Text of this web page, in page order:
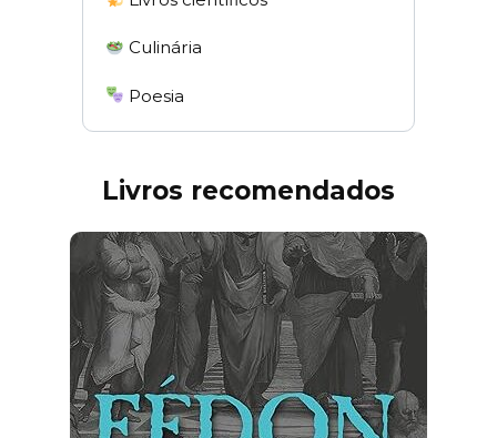
Culinária
Poesia
Livros recomendados